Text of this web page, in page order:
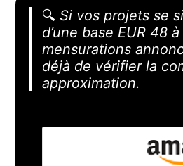
🔍 Si vos projets se
d’une base EUR 48
mensurations
déjà de vérifier la
approximation.